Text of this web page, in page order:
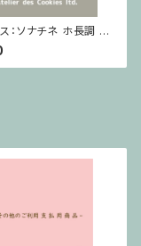
：ソナチネ ホ長調 O
イオリンとピアノ